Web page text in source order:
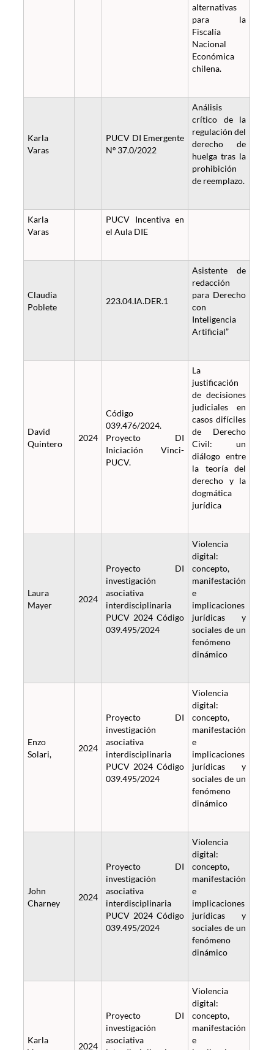
alternativas
para la
Fiscalía
Nacional
Económica
chilena.
Karla
Varas
PUCV DI Emergente
Nº 37.0/2022
Análisis
crítico de la
regulación del
derecho de
huelga tras la
prohibición
de reemplazo.
Karla
Varas
PUCV Incentiva en
el Aula DIE
Claudia
Poblete
223.04.IA.DER.1
Asistente de
redacción
para Derecho
con
Inteligencia
Artificial”
David
Quintero
2024
Código
039.476/2024.
Proyecto DI
Iniciación Vinci-
PUCV.
La
justificación
de decisiones
judiciales en
casos difíciles
de Derecho
Civil: un
diálogo entre
la teoría del
derecho y la
dogmática
jurídica
Laura
Mayer
2024
Proyecto DI
investigación
asociativa
interdisciplinaria
PUCV 2024 Código
039.495/2024
Violencia
digital:
concepto,
manifestación
e
implicaciones
jurídicas y
sociales de un
fenómeno
dinámico
Enzo
Solari,
2024
Proyecto DI
investigación
asociativa
interdisciplinaria
PUCV 2024 Código
039.495/2024
Violencia
digital:
concepto,
manifestación
e
implicaciones
jurídicas y
sociales de un
fenómeno
dinámico
John
Charney
2024
Proyecto DI
investigación
asociativa
interdisciplinaria
PUCV 2024 Código
039.495/2024
Violencia
digital:
concepto,
manifestación
e
implicaciones
jurídicas y
sociales de un
fenómeno
dinámico
Karla
2024
Proyecto DI
investigación
asociativa
Violencia
digital:
concepto,
manifestación
e